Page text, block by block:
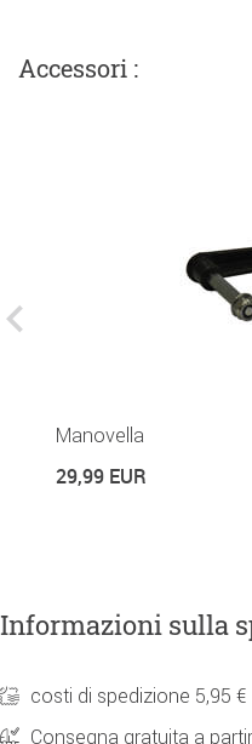
Accessori :
Manovella
29,99 EUR
Informazioni sulla
costi di spedizione 5,95 €
Consegna gratuita a